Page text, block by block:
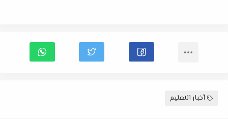
أخبار التعليم